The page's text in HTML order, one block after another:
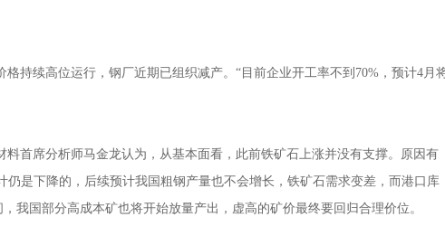
持续高位运行，钢厂近期已组织减产。“目前企业开工率不到70%，预计4月
首席分析师马金龙认为，从基本面看，此前铁矿石上涨并没有支撑。原因有
仍是下降的，后续预计我国粗钢产量也不会增长，铁矿石需求变差，而港口库
我国部分高成本矿也将开始放量产出，虚高的矿价最终要回归合理价位。